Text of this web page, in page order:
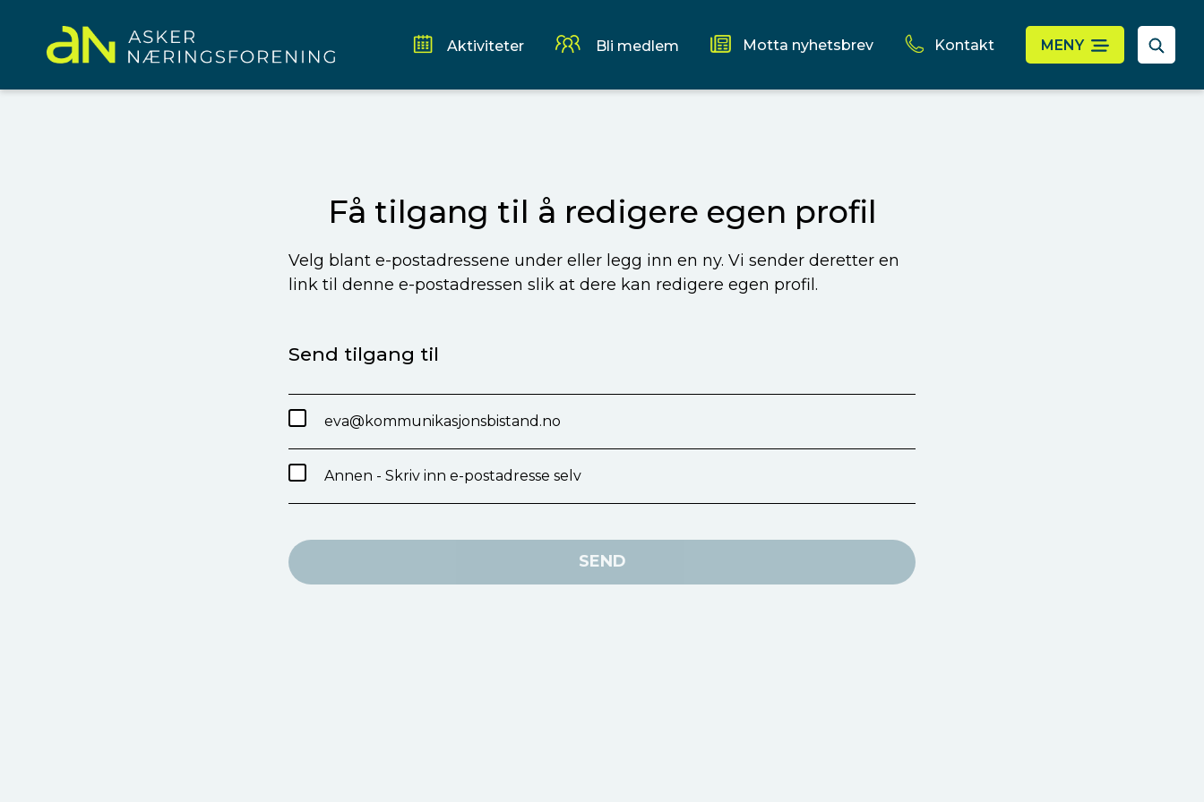
Aktiviteter Bli medlem Motta nyhetsbrev Kontakt MENY
Få tilgang til å redigere egen profil
Velg blant e-postadressene under eller legg inn en ny. Vi sender deretter en
link til denne e-postadressen slik at dere kan redigere egen profil.
Send tilgang til
eva@kommunikasjonsbistand.no
Annen - Skriv inn e-postadresse selv
SEND